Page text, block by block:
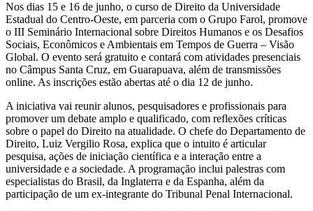
Nos dias 15 e 16 de junho, o curso de Direito da Universidade
Estadual do Centro-Oeste, em parceria com o Grupo Farol, promove
o III Seminário Internacional sobre Direitos Humanos e os Desafios
Sociais, Econômicos e Ambientais em Tempos de Guerra – Visão
Global. O evento será gratuito e contará com atividades presenciais
no Câmpus Santa Cruz, em Guarapuava, além de transmissões
online. As inscrições estão abertas até o dia 12 de junho.
A iniciativa vai reunir alunos, pesquisadores e profissionais para
promover um debate amplo e qualificado, com reflexões críticas
sobre o papel do Direito na atualidade. O chefe do Departamento de
Direito, Luiz Vergilio Rosa, explica que o intuito é articular
pesquisa, ações de iniciação científica e a interação entre a
universidade e a sociedade. A programação inclui palestras com
especialistas do Brasil, da Inglaterra e da Espanha, além da
participação de um ex-integrante do Tribunal Penal Internacional.